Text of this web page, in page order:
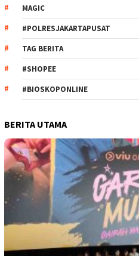
MAGIC
#POLRESJAKARTAPUSAT
TAG BERITA
#SHOPEE
#BIOSKOPONLINE
BERITA UTAMA